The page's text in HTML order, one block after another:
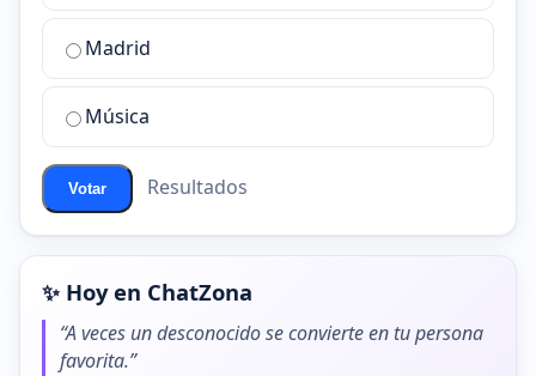
sala
chat
ChatZona?
Madrid
Música
Votar Resultados
✨ Hoy en ChatZona
“A veces un desconocido se convierte en tu persona
favorita.”